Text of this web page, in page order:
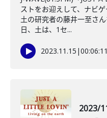
ストをお迎えして、ナビ
土の研究者の藤井一至さ
日、土は、1セ...
2023.11.15 |00:06:11
2023/